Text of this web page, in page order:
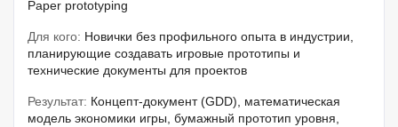
Paper prototyping
Для кого: Новички без профильного опыта в индустрии,
планирующие создавать игровые прототипы и
технические документы для проектов
Результат: Концепт-документ (GDD), математическая
модель экономики игры, бумажный прототип уровня,